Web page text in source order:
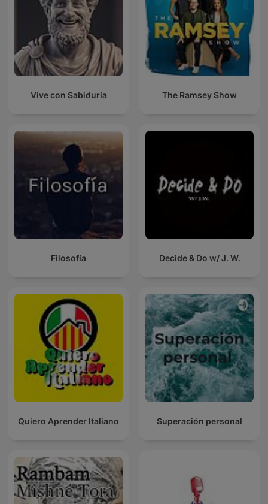
Vive con Sabiduría The Ramsey Show
Filosofía Decide & Do w/ J. W.
Quiero Aprender Italiano Superación personal